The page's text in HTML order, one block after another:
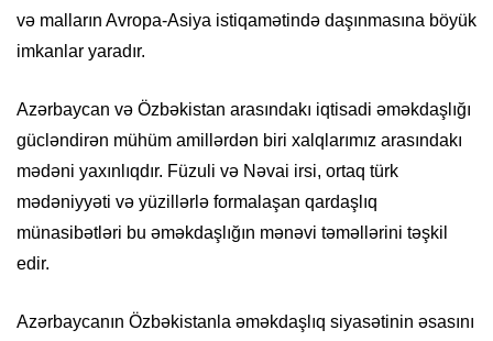
və malların Avropa-Asiya istiqamətində daşınmasına böyük
imkanlar yaradır.
Azərbaycan və Özbəkistan arasındakı iqtisadi əməkdaşlığı
gücləndirən mühüm amillərdən biri xalqlarımız arasındakı
mədəni yaxınlıqdır. Füzuli və Nəvai irsi, ortaq türk
mədəniyyəti və yüzillərlə formalaşan qardaşlıq
münasibətləri bu əməkdaşlığın mənəvi təməllərini təşkil
edir.
Azərbaycanın Özbəkistanla əməkdaşlıq siyasətinin əsasını